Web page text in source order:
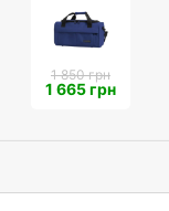
1 850 грн
1 665 грн